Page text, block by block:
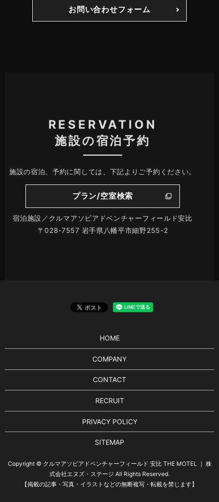
お問い合わせフォーム
RESERVATION
施設の宿泊予約
施設の宿泊、予約に関しては、下記よりご予約ください。
プラン/空室検索
宿泊施設／クルマアソビアドベンチャーフィールド安比
〒028-7557 岩手県八幡平市細野255-2
HOME
COMPANY
CONTACT
RECRUIT
PRIVACY POLICY
SITEMAP
Copyright © クルマアソビアドベンチャーフィールド 安比 THE MOTEL ｜ 株
式会社エヌズ・ステージ All Rights Reserved.
【掲載の記事・写真・イラストなどの無断複写・転載を禁じます】